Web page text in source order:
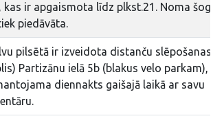
kas ir apgaismota līdz plkst.21. Noma
piedāvāta.
pilsētā ir izveidota distanču
Partizānu ielā 5b (blakus velo parkam),
diennakts gaišajā laikā ar savu